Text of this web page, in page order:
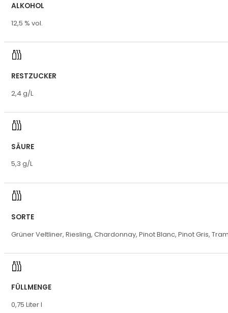
ALKOHOL
12,5 % vol.
RESTZUCKER
2,4 g/L
SÄURE
5,3 g/L
SORTE
Grüner Veltliner, Riesling, Chardonnay, Pinot Blanc, Pinot Gris,
FÜLLMENGE
0,75 Liter l